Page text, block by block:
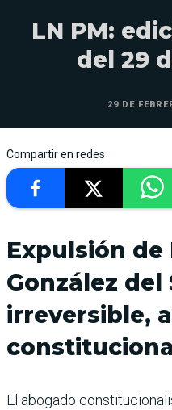
LN PM:
del 29
29 DE
Compartir en redes
Expulsión de
González del
irreversible,
El abogado